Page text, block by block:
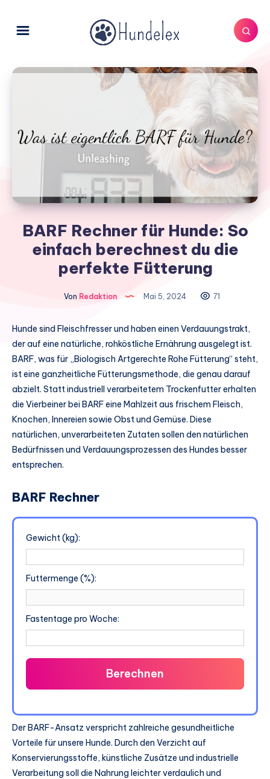
BARF Rechner für Hunde: So
einfach berechnest du die
perfekte Fütterung
Von Redaktion Mai 5, 2024 71
Hunde sind Fleischfresser und haben einen Verdauungstrakt,
der auf eine natürliche, rohköstliche Ernährung ausgelegt ist.
BARF, was für „Biologisch Artgerechte Rohe Fütterung“ steht,
ist eine ganzheitliche Fütterungsmethode, die genau darauf
abzielt. Statt industriell verarbeitetem Trockenfutter erhalten
die Vierbeiner bei BARF eine Mahlzeit aus frischem Fleisch,
Knochen, Innereien sowie Obst und Gemüse. Diese
natürlichen, unverarbeiteten Zutaten sollen den natürlichen
Bedürfnissen und Verdauungsprozessen des Hundes besser
entsprechen.
BARF Rechner
Gewicht (kg):
Futtermenge (%):
Fastentage pro Woche:
Berechnen
Der BARF-Ansatz verspricht zahlreiche gesundheitliche
Vorteile für unsere Hunde. Durch den Verzicht auf
Konservierungsstoffe, künstliche Zusätze und industrielle
Verarbeitung soll die Nahrung leichter verdaulich und